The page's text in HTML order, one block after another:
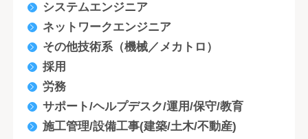
システムエンジニア
ネットワークエンジニア
その他技術系（機械／メカトロ）
採用
労務
サポート/ヘルプデスク/運用/保守/教育
施工管理/設備工事(建築/土木/不動産)